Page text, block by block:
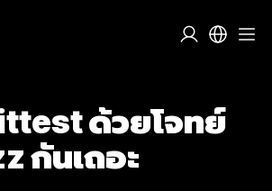
ด้วยโจทย์
กันเถอะ